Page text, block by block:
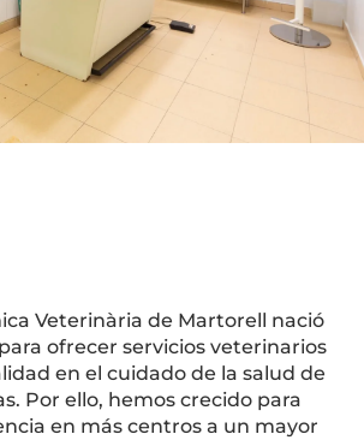
Veterinària de Martorell nació
ofrecer servicios veterinarios
en el cuidado de la salud de
Por ello, hemos crecido para
en más centros a un mayor